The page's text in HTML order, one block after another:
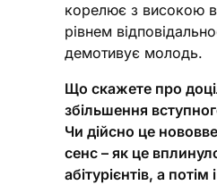
корелює з високою
рівнем
демотивує молодь.
Що скажете про
збільшення
Чи дійсно це
сенс – як це
абітурієнтів, а